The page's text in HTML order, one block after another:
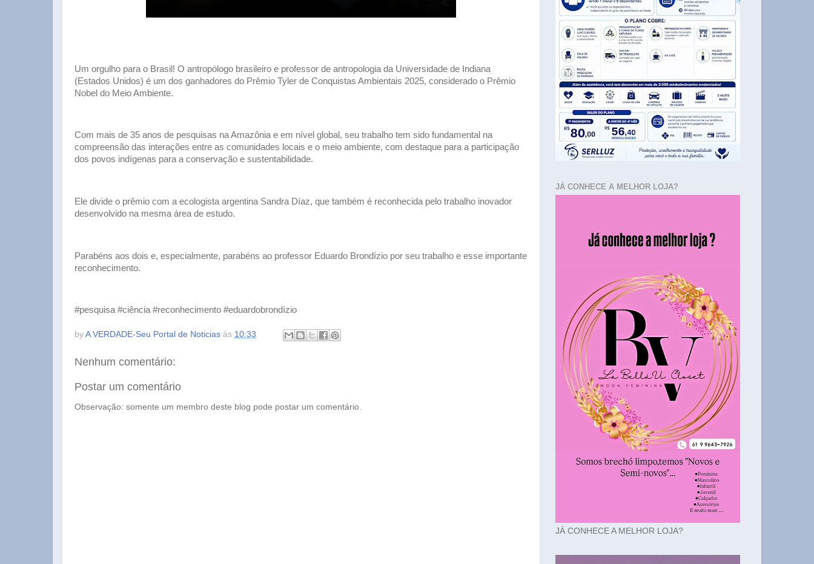
Um orgulho para o Brasil! O antropólogo brasileiro e professor de antropologia da Universidade de Indiana
(Estados Unidos) é um dos ganhadores do Prêmio Tyler de Conquistas Ambientais 2025, considerado o Prêmio
Nobel do Meio Ambiente.
Com mais de 35 anos de pesquisas na Amazônia e em nível global, seu trabalho tem sido fundamental na
compreensão das interações entre as comunidades locais e o meio ambiente, com destaque para a participação
dos povos indígenas para a conservação e sustentabilidade.
Ele divide o prêmio com a ecologista argentina Sandra Díaz, que também é reconhecida pelo trabalho inovador
desenvolvido na mesma área de estudo.
Parabéns aos dois e, especialmente, parabéns ao professor Eduardo Brondízio por seu trabalho e esse importante
reconhecimento.
#pesquisa #ciência #reconhecimento #eduardobrondízio
by A VERDADE-Seu Portal de Noticias às 10:33
Nenhum comentário:
Postar um comentário
Observação: somente um membro deste blog pode postar um comentário.
JÁ CONHECE A MELHOR LOJA?
JÁ CONHECE A MELHOR LOJA?